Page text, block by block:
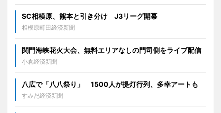
SC相模原、熊本と引き分け J3リーグ開幕
相模原町田経済新聞
関門海峡花火大会、無料エリアなしの門司側をライブ配信
小倉経済新聞
八広で「八八祭り」 1500人が提灯行列、多幸アートも
すみだ経済新聞